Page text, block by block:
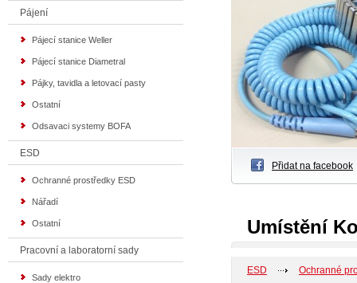
Pájení
Pájecí stanice Weller
Pájecí stanice Diametral
Pájky, tavidla a letovací pasty
Ostatní
Odsavaci systemy BOFA
ESD
Ochranné prostředky ESD
Nářadí
Ostatní
Pracovní a laboratorní sady
Sady elektro
Přidat na facebook
Umístění
ESD
Ochranné